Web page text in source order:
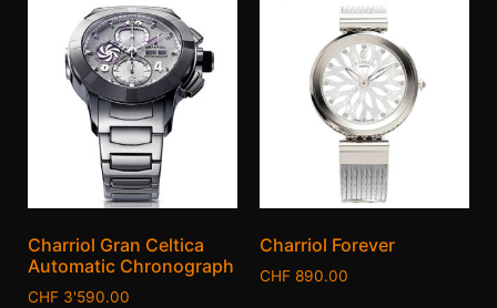
Charriol Gran Celtica
Automatic Chronograph
CHF 3'590.00
Charriol Forever
CHF 890.00